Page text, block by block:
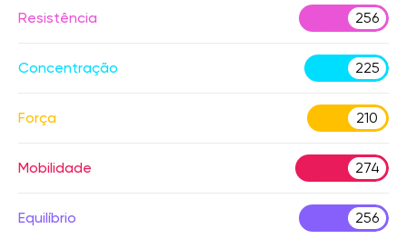
Resistência 256
Concentração 225
Força 210
Mobilidade 274
Equilíbrio 256